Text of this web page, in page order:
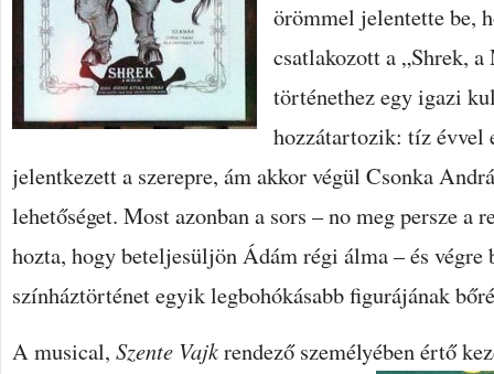
örömmel jelentette be,
csatlakozott a „Shrek,
történethez egy igazi
hozzátartozik: tíz évvel
jelentkezett a szerepre, ám akkor végül Csonka
lehetőséget. Most azonban a sors – no meg persze a
hozta, hogy beteljesüljön Ádám régi álma – és végre
színháztörténet egyik legbohókásabb figurájának
A musical, Szente Vajkrendező személyében értő